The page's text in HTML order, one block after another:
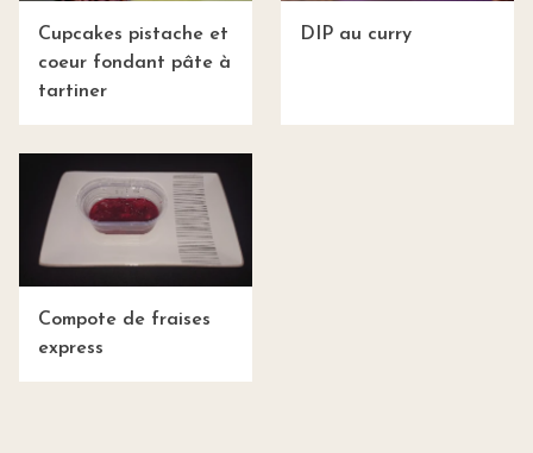
Cupcakes pistache et
coeur fondant pâte à
tartiner
DIP au curry
Compote de fraises
express